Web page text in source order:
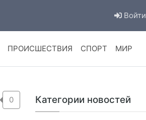
Войти
ПРОИСШЕСТВИЯ СПОРТ МИР
0 Категории новостей